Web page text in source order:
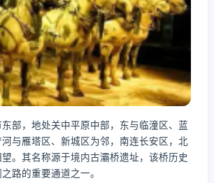
部，地处关中平原中部，东与临潼区、蓝
与雁塔区、新城区为邻，南连长安区，北
。其名称源于境内古灞桥遗址，该桥历史
路的重要通道之一。